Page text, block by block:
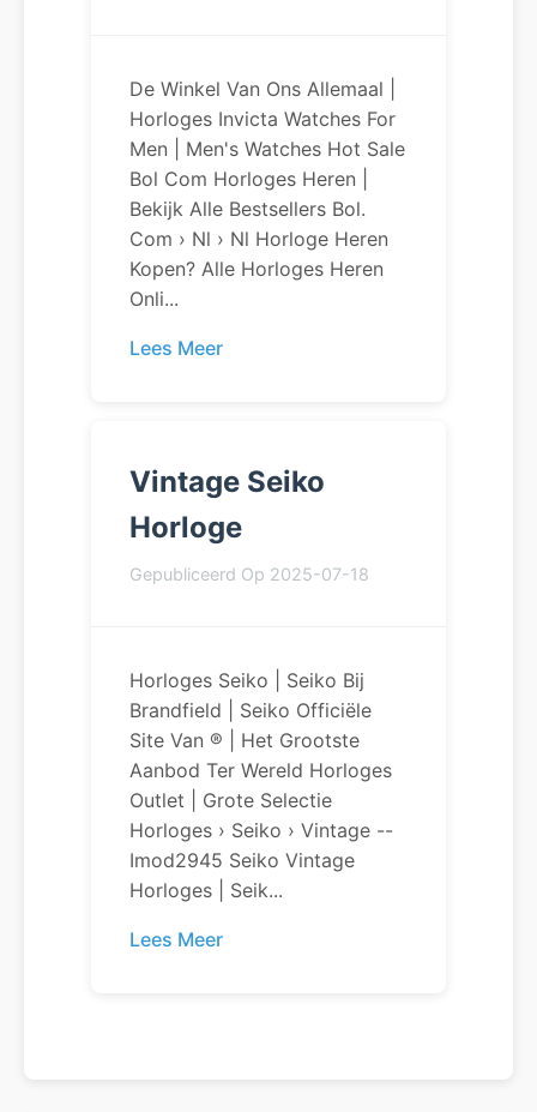
De Winkel Van Ons Allemaal |
Horloges Invicta Watches For
Men | Men's Watches Hot Sale
Bol Com Horloges Heren |
Bekijk Alle Bestsellers Bol.
Com › Nl › Nl Horloge Heren
Kopen? Alle Horloges Heren
Onli...
Lees Meer
Vintage Seiko
Horloge
Gepubliceerd Op 2025-07-18
Horloges Seiko | Seiko Bij
Brandfield | Seiko Officiële
Site Van ® | Het Grootste
Aanbod Ter Wereld Horloges
Outlet | Grote Selectie
Horloges › Seiko › Vintage --
Imod2945 Seiko Vintage
Horloges | Seik...
Lees Meer